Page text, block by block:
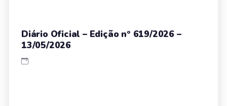
Diário Oficial – Edição nº 619/2026 –
13/05/2026